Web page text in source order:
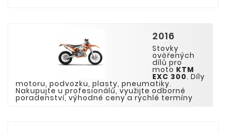
2016
Stovky
ověřených
dílů pro
moto KTM
EXC 300. Díly
motoru, podvozku, plasty, pneumatiky.
Nakupujte u profesionálů, využijte odborné
poradenství, výhodné ceny a rychlé termíny